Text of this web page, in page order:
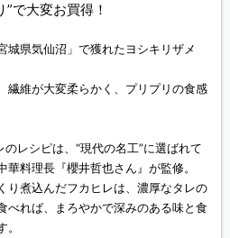
で大変お買得！
城県気仙沼」で獲れたヨシキリザメ
繊維が大変柔らかく、プリプリの食感
レシピは、“現代の名工”に選ばれて
料理長『櫻井哲也さん』が監修。
り煮込んだフカヒレは、濃厚なタレの
べれば、まろやかで深みのある味と食